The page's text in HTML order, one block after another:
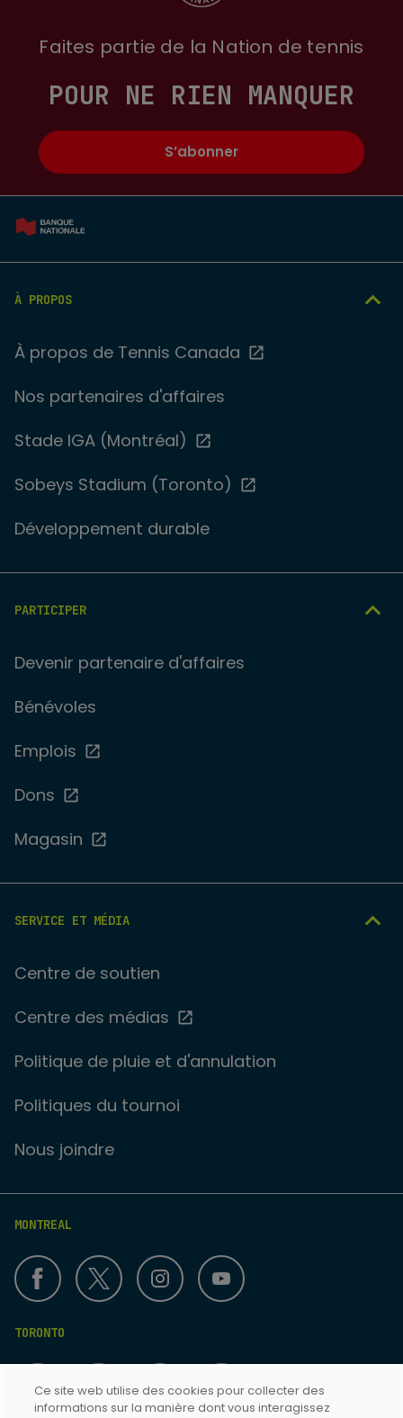
À PROPOS
À propos de Tennis Canada
Nos partenaires d'affaires
Stade IGA (Montréal)
Sobeys Stadium (Toronto)
Développement durable
PARTICIPER
Devenir partenaire d'affaires
Bénévoles
Emplois
Dons
Magasin
SERVICE ET MÉDIA
Centre de soutien
Centre des médias
Politique de pluie et d'annulation
Politiques du tournoi
Nous joindre
MONTREAL
TORONTO
Faites partie de la Nation de tennis
POUR NE RIEN MANQUER
S’abonner
Ce site web utilise des cookies pour collecter des
informations sur la manière dont vous interagissez